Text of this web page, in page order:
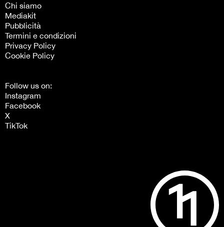
Chi siamo
Mediakit
Pubblicità
Termini e condizioni
Privacy Policy
Cookie Policy
Follow us on:
Instagram
Facebook
X
TikTok